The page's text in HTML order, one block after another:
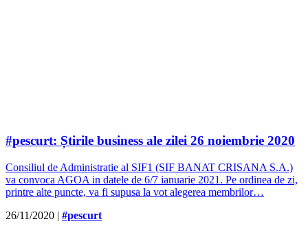
#pescurt: Știrile business ale zilei 26 noiembrie 2020
Consiliul de Administratie al SIF1 (SIF BANAT CRISANA S.A.)
va convoca AGOA in datele de 6/7 ianuarie 2021. Pe ordinea de zi,
printre alte puncte, va fi supusa la vot alegerea membrilor…
26/11/2020 | #pescurt